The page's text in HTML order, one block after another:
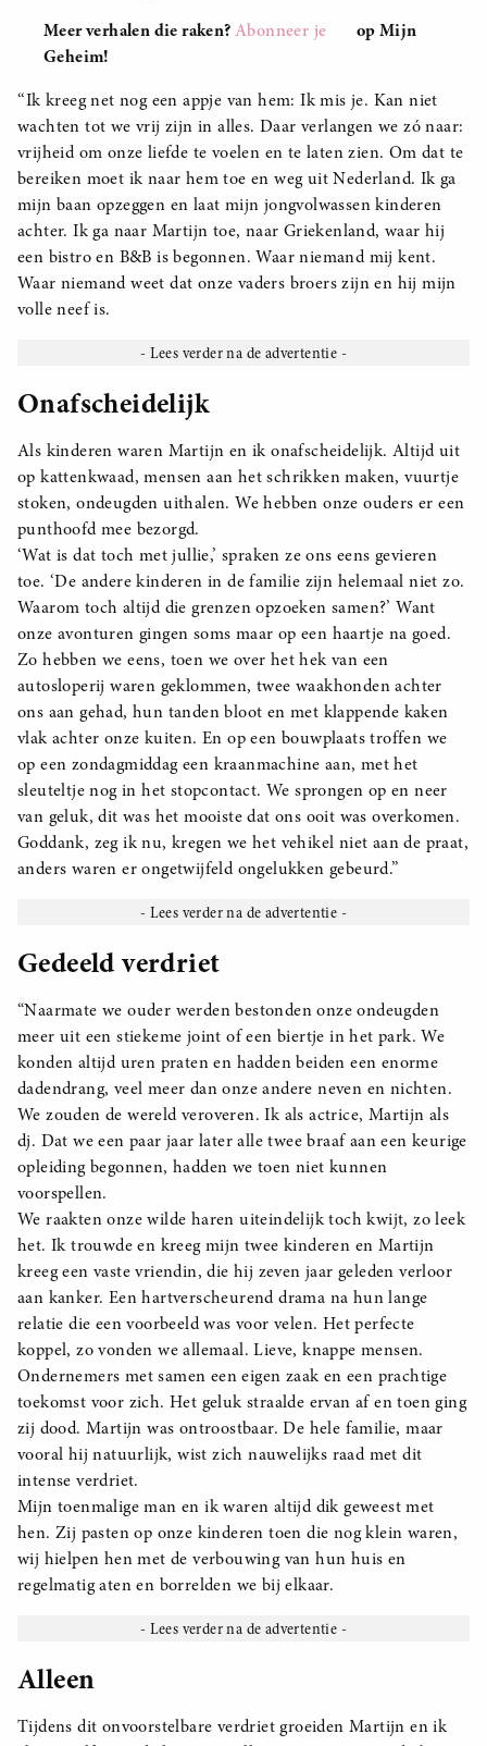
Meer verhalen die raken?Abonneer je
op Mijn
Geheim!
‘‘Ik kreeg net nog een appje van hem: Ik mis je. Kan niet
wachten tot we vrij zijn in alles. Daar verlangen we zó naar:
vrijheid om onze liefde te voelen en te laten zien. Om dat te
bereiken moet ik naar hem toe en weg uit Nederland. Ik ga
mijn baan opzeggen en laat mijn jongvolwassen kinderen
achter. Ik ga naar Martijn toe, naar Griekenland, waar hij
een bistro en B&B is begonnen. Waar niemand mij kent.
Waar niemand weet dat onze vaders broers zijn en hij mijn
volle neef is.
Onafscheidelijk
Als kinderen waren Martijn en ik onafscheidelijk. Altijd uit
op kattenkwaad, mensen aan het schrikken maken, vuurtje
stoken, ondeugden uithalen. We hebben onze ouders er een
punthoofd mee bezorgd.
‘Wat is dat toch met jullie,’ spraken ze ons eens gevieren
toe. ‘De andere kinderen in de familie zijn helemaal niet zo.
Waarom toch altijd die grenzen opzoeken samen?’ Want
onze avonturen gingen soms maar op een haartje na goed.
Zo hebben we eens, toen we over het hek van een
autosloperij waren geklommen, twee waakhonden achter
ons aan gehad, hun tanden bloot en met klappende kaken
vlak achter onze kuiten. En op een bouwplaats troffen we
op een zondagmiddag een kraanmachine aan, met het
sleuteltje nog in het stopcontact. We sprongen op en neer
van geluk, dit was het mooiste dat ons ooit was overkomen.
Goddank, zeg ik nu, kregen we het vehikel niet aan de praat,
anders waren er ongetwijfeld ongelukken gebeurd.”
Gedeeld verdriet
“Naarmate we ouder werden bestonden onze ondeugden
meer uit een stiekeme joint of een biertje in het park. We
konden altijd uren praten en hadden beiden een enorme
dadendrang, veel meer dan onze andere neven en nichten.
We zouden de wereld veroveren. Ik als actrice, Martijn als
dj. Dat we een paar jaar later alle twee braaf aan een keurige
opleiding begonnen, hadden we toen niet kunnen
voorspellen.
We raakten onze wilde haren uiteindelijk toch kwijt, zo leek
het. Ik trouwde en kreeg mijn twee kinderen en Martijn
kreeg een vaste vriendin, die hij zeven jaar geleden verloor
aan kanker. Een hartverscheurend drama na hun lange
relatie die een voorbeeld was voor velen. Het perfecte
koppel, zo vonden we allemaal. Lieve, knappe mensen.
Ondernemers met samen een eigen zaak en een prachtige
toekomst voor zich. Het geluk straalde ervan af en toen ging
zij dood. Martijn was ontroostbaar. De hele familie, maar
vooral hij natuurlijk, wist zich nauwelijks raad met dit
intense verdriet.
Mijn toenmalige man en ik waren altijd dik geweest met
hen. Zij pasten op onze kinderen toen die nog klein waren,
wij hielpen hen met de verbouwing van hun huis en
regelmatig aten en borrelden we bij elkaar.
Alleen
Tijdens dit onvoorstelbare verdriet groeiden Martijn en ik